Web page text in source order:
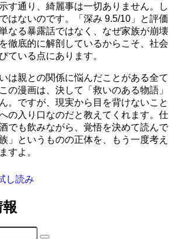
す通り、綺麗事は一切ありません。し
はないのです。
「深み 9.5/10」
と評価
なる暴露話ではなく、なぜ家族が崩壊
徹底的に解剖しているからこそ、社会
ている点にあります。
は親との関係に悩んだことがある全て
の漫画は、決して「救いのある物語」
。ですが、現実から目を背けないこと
の入り口なのだと教えてくれます。仕
でも飲みながら、覚悟を決めて読んで
」というものの正体を、もう一度考え
すよ。
し読み